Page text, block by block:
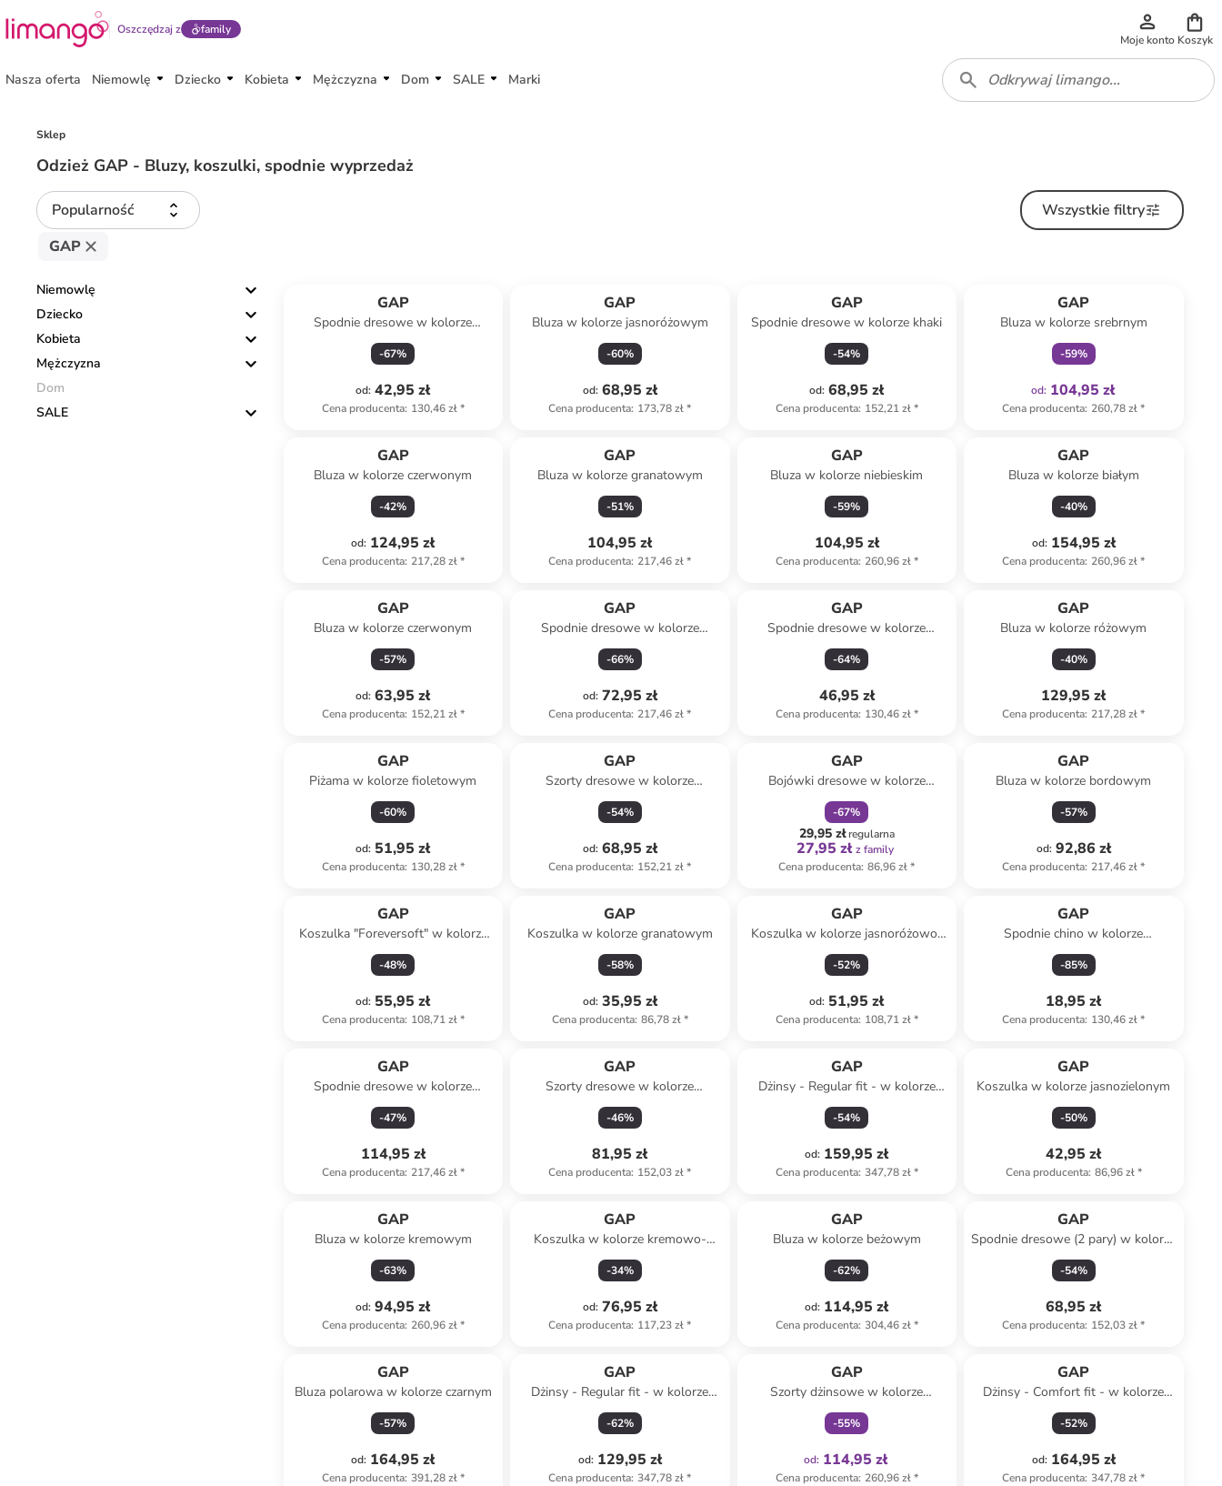
Oszczędzaj z family
Moje konto Koszyk
Nasza oferta Niemowlę Dziecko Kobieta Mężczyzna Dom SALE Marki
Sklep
Odzież GAP - Bluzy, koszulki, spodnie wyprzedaż
Popularność
Wszystkie filtry
GAP
Niemowlę
Dziecko
Kobieta
Mężczyzna
Dom
SALE
GAP
Spodnie dresowe w kolorze
czerwonym
-67%
od: 42,95 zł
Cena producenta: 130,46 zł*
GAP
Bluza w kolorze jasnoróżowym
-60%
od: 68,95 zł
Cena producenta: 173,78 zł*
GAP
Spodnie dresowe w kolorze khaki
-54%
od: 68,95 zł
Cena producenta: 152,21 zł*
GAP
Bluza w kolorze srebrnym
-59%
od: 104,95 zł
Cena producenta: 260,78 zł*
GAP
Bluza w kolorze czerwonym
-42%
od: 124,95 zł
Cena producenta: 217,28 zł*
GAP
Bluza w kolorze granatowym
-51%
104,95 zł
Cena producenta: 217,46 zł*
GAP
Bluza w kolorze niebieskim
-59%
104,95 zł
Cena producenta: 260,96 zł*
GAP
Bluza w kolorze białym
-40%
od: 154,95 zł
Cena producenta: 260,96 zł*
GAP
Bluza w kolorze czerwonym
-57%
od: 63,95 zł
Cena producenta: 152,21 zł*
GAP
Spodnie dresowe w kolorze
czarnym
-66%
od: 72,95 zł
Cena producenta: 217,46 zł*
GAP
Spodnie dresowe w kolorze
błękitnym
-64%
46,95 zł
Cena producenta: 130,46 zł*
GAP
Bluza w kolorze różowym
-40%
129,95 zł
Cena producenta: 217,28 zł*
GAP
Piżama w kolorze fioletowym
-60%
od: 51,95 zł
Cena producenta: 130,28 zł*
GAP
Szorty dresowe w kolorze
niebieskim
-54%
od: 68,95 zł
Cena producenta: 152,21 zł*
GAP
Bojówki dresowe w kolorze
jasnobrązowym
-67%
29,95 złregularna
27,95 zł z family
Cena producenta: 86,96 zł*
GAP
Bluza w kolorze bordowym
-57%
od: 92,86 zł
Cena producenta: 217,46 zł*
GAP
Koszulka "Foreversoft" w kolorze
beżowo-białym
-48%
od: 55,95 zł
Cena producenta: 108,71 zł*
GAP
Koszulka w kolorze granatowym
-58%
od: 35,95 zł
Cena producenta: 86,78 zł*
GAP
Koszulka w kolorze jasnoróżowo-
białym
-52%
od: 51,95 zł
Cena producenta: 108,71 zł*
GAP
Spodnie chino w kolorze
granatowym
-85%
18,95 zł
Cena producenta: 130,46 zł*
GAP
Spodnie dresowe w kolorze
granatowym
-47%
114,95 zł
Cena producenta: 217,46 zł*
GAP
Szorty dresowe w kolorze
czerwonym
-46%
81,95 zł
Cena producenta: 152,03 zł*
GAP
Dżinsy - Regular fit - w kolorze
czarnym
-54%
od: 159,95 zł
Cena producenta: 347,78 zł*
GAP
Koszulka w kolorze jasnozielonym
-50%
42,95 zł
Cena producenta: 86,96 zł*
GAP
Bluza w kolorze kremowym
-63%
od: 94,95 zł
Cena producenta: 260,96 zł*
GAP
Koszulka w kolorze kremowo-
błękitnym
-34%
od: 76,95 zł
Cena producenta: 117,23 zł*
GAP
Bluza w kolorze beżowym
-62%
od: 114,95 zł
Cena producenta: 304,46 zł*
GAP
Spodnie dresowe (2 pary) w kolorze
czerwonym i granatowym
-54%
68,95 zł
Cena producenta: 152,03 zł*
GAP
Bluza polarowa w kolorze czarnym
-57%
od: 164,95 zł
Cena producenta: 391,28 zł*
GAP
Dżinsy - Regular fit - w kolorze
niebieskim
-62%
od: 129,95 zł
Cena producenta: 347,78 zł*
GAP
Szorty dżinsowe w kolorze
granatowym
-55%
od: 114,95 zł
Cena producenta: 260,96 zł*
GAP
Dżinsy - Comfort fit - w kolorze
niebieskim
-52%
od: 164,95 zł
Cena producenta: 347,78 zł*